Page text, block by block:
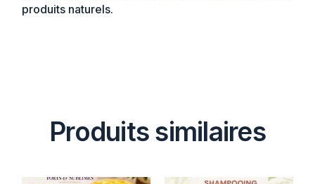
produits naturels.
Produits similaires